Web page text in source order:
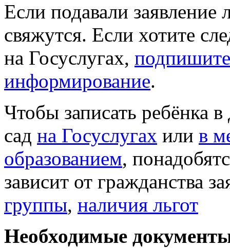
Если подавали заявление
свяжутся. Если хотите
на Госуслугах,
информирование.
Чтобы записать ребёнка в
сад на Госуслугах или в
образованием,
зависит от гражданства
группы, наличия льгот
Необходимые